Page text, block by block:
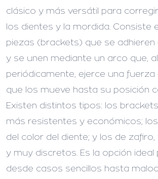
clásico y más versátil para
los dientes y la mordida. Consiste
piezas (brackets) que se adhieren
y se unen mediante un arco que,
periódicamente, ejerce una
que los mueve hasta su posición
Existen distintos tipos: los
más resistentes y económicos;
del color del diente; y los de
y muy discretos. Es la opción ideal
desde casos sencillos hasta